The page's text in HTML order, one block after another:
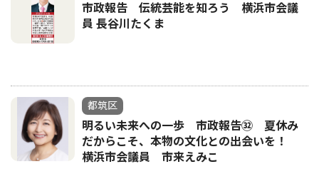
市政報告 伝統芸能を知ろう 横浜市会議
員 長谷川たくま
都筑区
明るい未来への一歩 市政報告㉜ 夏休み
だからこそ、本物の文化との出会いを！
横浜市会議員 市来えみこ